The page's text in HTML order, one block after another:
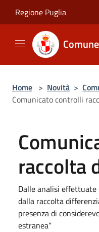
Regione Puglia
Home > Novità >
Comunicato controlli
raccolta
Dalle analisi
dalla raccolta
presenza di
estranea”